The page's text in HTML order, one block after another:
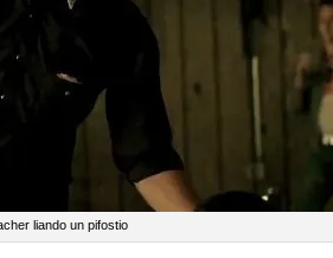
liando un pifostio